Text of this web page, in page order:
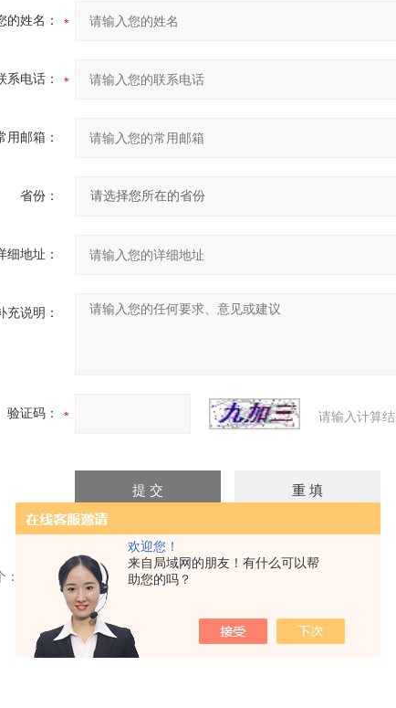
欢迎您！
来自局域网的朋友！有什么可以帮
助您的吗？
的姓名：
系电话：
用邮箱：
省份：
细地址：
充说明：
验证码： 请输入计算
： 6吨电控三轴仪